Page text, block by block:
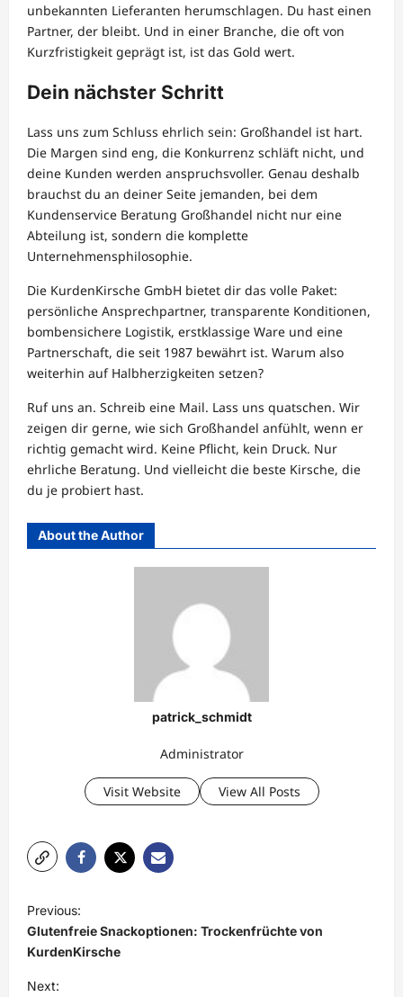
unbekannten Lieferanten herumschlagen. Du hast einen
Partner, der bleibt. Und in einer Branche, die oft von
Kurzfristigkeit geprägt ist, ist das Gold wert.
Dein nächster Schritt
Lass uns zum Schluss ehrlich sein: Großhandel ist hart.
Die Margen sind eng, die Konkurrenz schläft nicht, und
deine Kunden werden anspruchsvoller. Genau deshalb
brauchst du an deiner Seite jemanden, bei dem
Kundenservice Beratung Großhandel nicht nur eine
Abteilung ist, sondern die komplette
Unternehmensphilosophie.
Die KurdenKirsche GmbH bietet dir das volle Paket:
persönliche Ansprechpartner, transparente Konditionen,
bombensichere Logistik, erstklassige Ware und eine
Partnerschaft, die seit 1987 bewährt ist. Warum also
weiterhin auf Halbherzigkeiten setzen?
Ruf uns an. Schreib eine Mail. Lass uns quatschen. Wir
zeigen dir gerne, wie sich Großhandel anfühlt, wenn er
richtig gemacht wird. Keine Pflicht, kein Druck. Nur
ehrliche Beratung. Und vielleicht die beste Kirsche, die
du je probiert hast.
About the Author
patrick_schmidt
Administrator
Visit Website View All Posts
o
s
t
Previous:
Glutenfreie Snackoptionen: Trockenfrüchte von
KurdenKirsche
Next: